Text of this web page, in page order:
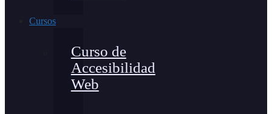
Cursos
Curso de
Accesibilidad
Web